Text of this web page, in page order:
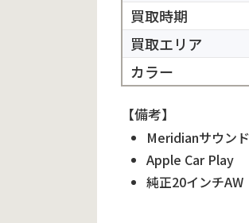
買取時期
買取エリア
カラー
【備考】
Meridianサウンド
Apple Car Play
純正20インチAW